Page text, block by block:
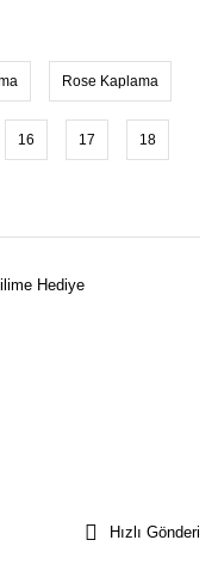
Rose Kaplama
16 17 18
Hediye
Hızlı Gönderi